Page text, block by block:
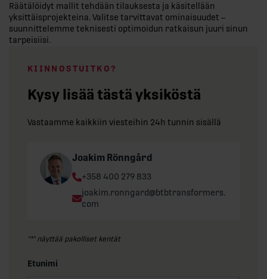
Räätälöidyt mallit tehdään tilauksesta ja käsitellään
yksittäisprojekteina. Valitse tarvittavat ominaisuudet –
suunnittelemme teknisesti optimoidun ratkaisun juuri sinun
tarpeisiisi.
KIINNOSTUITKO?
Kysy lisää tästä yksiköstä
Vastaamme kaikkiin viesteihin 24h tunnin sisällä
Joakim Rönngård
Phone:
+358 400 279 833
Email:
joakim.ronngard@btbtransformers.
com
"*" näyttää pakolliset kentät
Etunimi